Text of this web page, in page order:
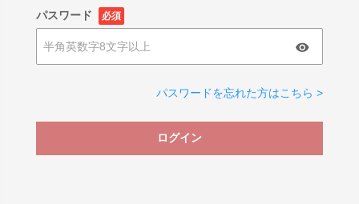
パスワード 必須
パスワードを忘れた方はこちら >
ログイン